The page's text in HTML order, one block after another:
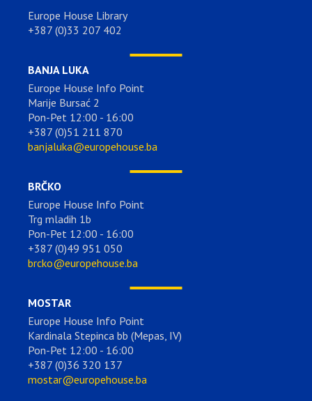
Europe House Library
+387 (0)33 207 402
BANJA LUKA
Europe House Info Point
Marije Bursać 2
Pon-Pet 12:00 - 16:00
+387 (0)51 211 870
banjaluka@europehouse.ba
BRČKO
Europe House Info Point
Trg mladih 1b
Pon-Pet 12:00 - 16:00
+387 (0)49 951 050
brcko@europehouse.ba
MOSTAR
Europe House Info Point
Kardinala Stepinca bb (Mepas, IV)
Pon-Pet 12:00 - 16:00
+387 (0)36 320 137
mostar@europehouse.ba